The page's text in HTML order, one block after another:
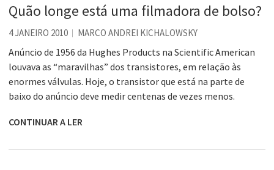
Quão longe está uma filmadora de bolso?
4 JANEIRO 2010 MARCO ANDREI KICHALOWSKY
Anúncio de 1956 da Hughes Products na Scientific American
louvava as “maravilhas” dos transistores, em relação às
enormes válvulas. Hoje, o transistor que está na parte de
baixo do anúncio deve medir centenas de vezes menos.
CONTINUAR A LER